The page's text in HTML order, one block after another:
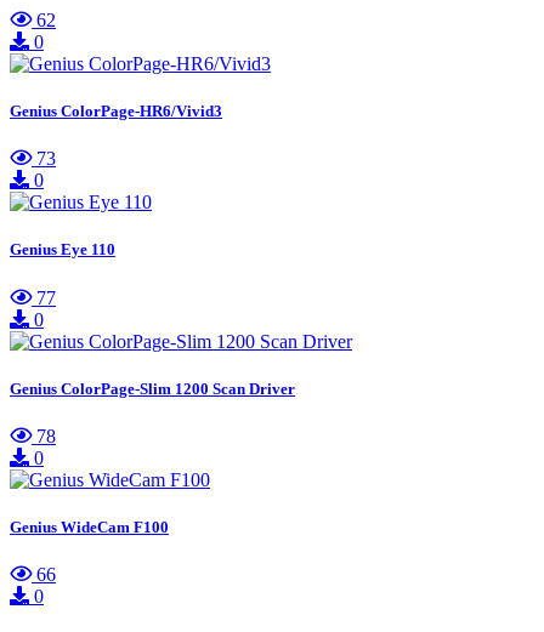
62
0
Genius ColorPage-HR6/Vivid3
73
0
Genius Eye 110
77
0
Genius ColorPage-Slim 1200 Scan Driver
78
0
Genius WideCam F100
66
0